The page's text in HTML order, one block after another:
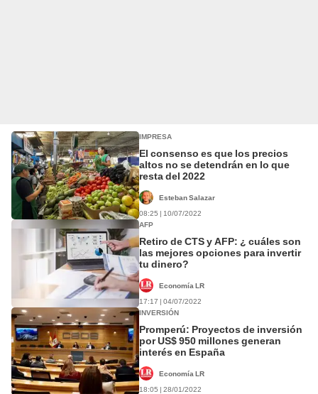
IMPRESA
El consenso es que los precios
altos no se detendrán en lo que
resta del 2022
Esteban Salazar
08:25 | 10/07/2022
AFP
Retiro de CTS y AFP: ¿ cuáles son
las mejores opciones para invertir
tu dinero?
Economía LR
17:17 | 04/07/2022
INVERSIÓN
Promperú: Proyectos de inversión
por US$ 950 millones generan
interés en España
Economía LR
18:05 | 28/01/2022